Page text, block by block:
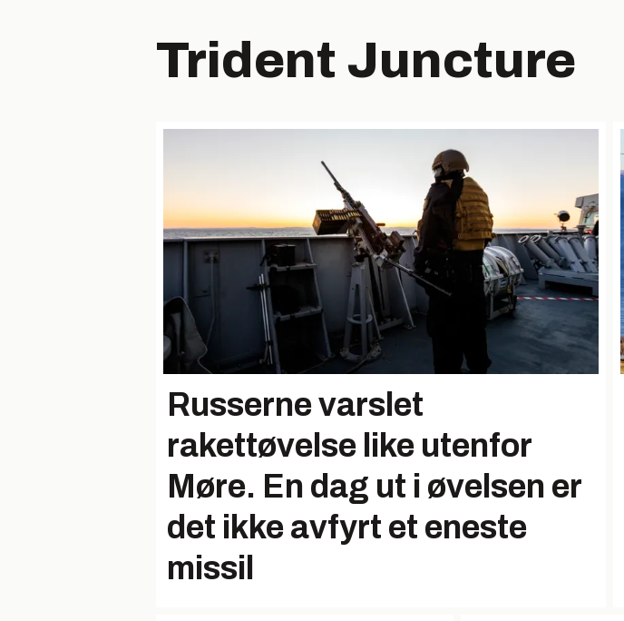
Trident Juncture
Russerne varslet
rakettøvelse like utenfor
Møre. En dag ut i øvelsen er
det ikke avfyrt et eneste
missil